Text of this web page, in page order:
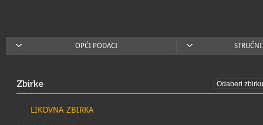
OPĆI PODACI
Zbirke
LIKOVNA ZBIRKA